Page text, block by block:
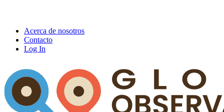
Acerca de nosotros
Contacto
Log In